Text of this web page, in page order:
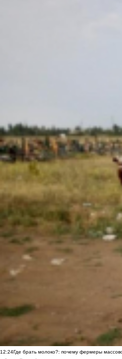
12:24Где брать молоко?: почему фермеры